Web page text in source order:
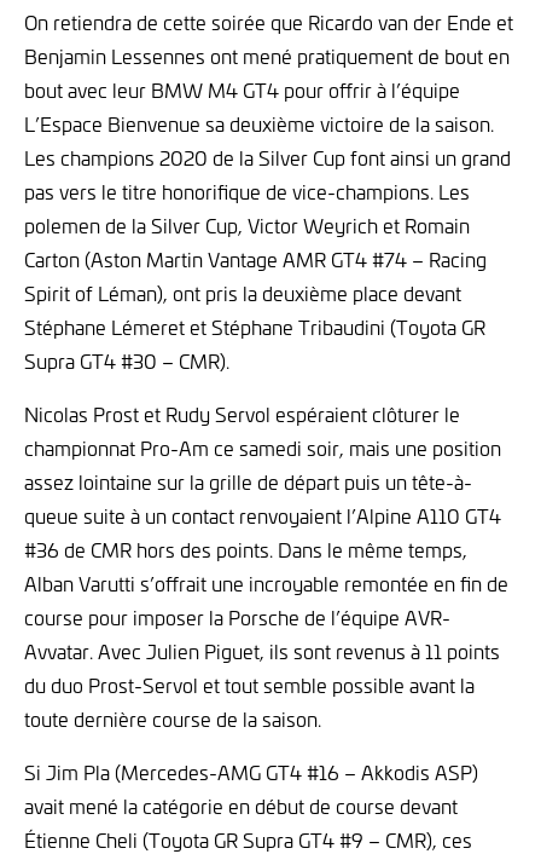
On retiendra de cette soirée que Ricardo van der Ende et
Benjamin Lessennes ont mené pratiquement de bout en
bout avec leur BMW M4 GT4 pour offrir à l’équipe
L’Espace Bienvenue sa deuxième victoire de la saison.
Les champions 2020 de la Silver Cup font ainsi un grand
pas vers le titre honorifique de vice-champions. Les
polemen de la Silver Cup, Victor Weyrich et Romain
Carton (Aston Martin Vantage AMR GT4 #74 – Racing
Spirit of Léman), ont pris la deuxième place devant
Stéphane Lémeret et Stéphane Tribaudini (Toyota GR
Supra GT4 #30 – CMR).
Nicolas Prost et Rudy Servol espéraient clôturer le
championnat Pro-Am ce samedi soir, mais une position
assez lointaine sur la grille de départ puis un tête-à-
queue suite à un contact renvoyaient l’Alpine A110 GT4
#36 de CMR hors des points. Dans le même temps,
Alban Varutti s’offrait une incroyable remontée en fin de
course pour imposer la Porsche de l’équipe AVR-
Avvatar. Avec Julien Piguet, ils sont revenus à 11 points
du duo Prost-Servol et tout semble possible avant la
toute dernière course de la saison.
Si Jim Pla (Mercedes-AMG GT4 #16 – Akkodis ASP)
avait mené la catégorie en début de course devant
Étienne Cheli (Toyota GR Supra GT4 #9 – CMR), ces